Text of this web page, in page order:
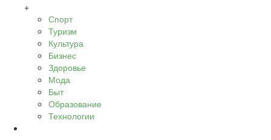
+
Спорт
Туризм
Культура
Бизнес
Здоровье
Мода
Быт
Образование
Технологии